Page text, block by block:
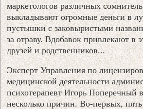
маркетологов различных
выкладывают огромные деньги в
пустышки с заковыристыми
за отраву. Вдобавок привлекают в
друзей и родственников...
Эксперт Управления по
медицинской деятельности
психотерапевт Игорь Поперечный
несколько причин. Во-первых,